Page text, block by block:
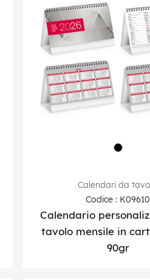
Calendari da
Codice : K09610
Calendario
tavolo mensile in
90gr